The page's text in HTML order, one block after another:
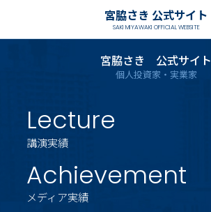
宮脇さき 公式サイト
SAKI MIYAWAKI OFFICIAL WEBSITE
宮脇さき 公式サイト
個人投資家・実業家
Lecture
講演実績
Achievement
メディア実績